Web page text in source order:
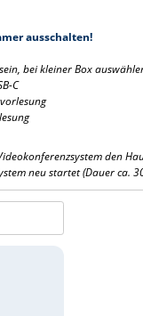
ausschalten!
bei kleiner Box
C
den
neu startet (Dauer ca.